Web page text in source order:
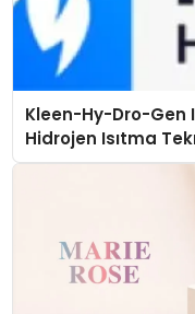
Kleen-Hy-Dro-Gen
Hidrojen Isıtma
Düzenleyici